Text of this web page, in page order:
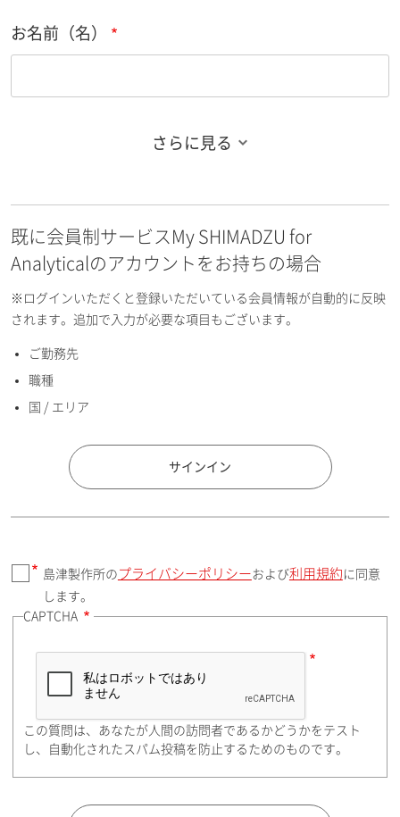
お名前（名）
お名前フリガナ（名）
E-mailアドレス（半角英数）
国 / エリア
郵便番号（勤務先）
住所検索
都道府県（勤務先）
さらに見る
既に会員制サービスMy SHIMADZU for
Analyticalのアカウントをお持ちの場合
※ログインいただくと登録いただいている会員情報が自動的に反映
されます。追加で入力が必要な項目もございます。
ご勤務先
職種
国 / エリア
サインイン
島津製作所の プライバシーポリシー および利用規約 に同意
します。
CAPTCHA
この質問は、あなたが人間の訪問者であるかどうかをテスト
し、自動化されたスパム投稿を防止するためのものです。